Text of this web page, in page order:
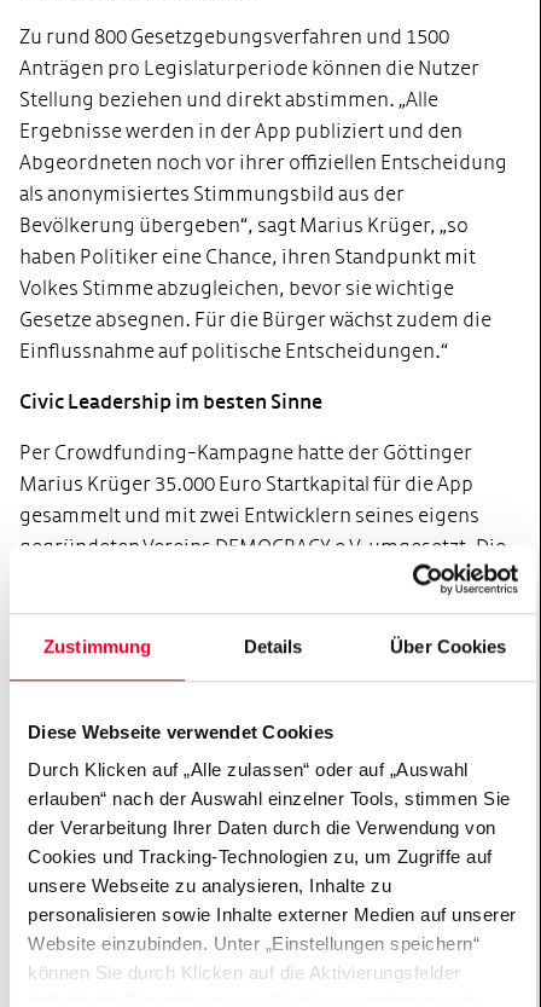
Zustimmung Details Über Cookies
Diese Webseite verwendet Cookies
Durch Klicken auf „Alle zulassen“ oder auf „Auswahl
erlauben“ nach der Auswahl einzelner Tools, stimmen Sie
der Verarbeitung Ihrer Daten durch die Verwendung von
Cookies und Tracking-Technologien zu, um Zugriffe auf
unsere Webseite zu analysieren, Inhalte zu
personalisieren sowie Inhalte externer Medien auf unserer
Website einzubinden. Unter „Einstellungen speichern“
können Sie durch Klicken auf die Aktivierungsfelder
Zu rund 800 Gesetzgebungsverfahren und 1500
Anträgen pro Legislaturperiode können die Nutzer
Stellung beziehen und direkt abstimmen. „Alle
Ergebnisse werden in der App publiziert und den
Abgeordneten noch vor ihrer offiziellen Entscheidung
als anonymisiertes Stimmungsbild aus der
Bevölkerung übergeben“, sagt Marius Krüger, „so
haben Politiker eine Chance, ihren Standpunkt mit
Volkes Stimme abzugleichen, bevor sie wichtige
Gesetze absegnen. Für die Bürger wächst zudem die
Einflussnahme auf politische Entscheidungen.“
Civic Leadership im besten Sinne
Per Crowdfunding-Kampagne hatte der Göttinger
Marius Krüger 35.000 Euro Startkapital für die App
gesammelt und mit zwei Entwicklern seines eigens
gegründeten Vereins DEMOCRACY e.V. umgesetzt. Die
Hertie-Stiftung unterstützt DEMOCRACY e.V. mit einem
Förderbeitrag, ab 2019 soll sich die kostenlose App
über Patenschaften finanzieren.
Übernahme von Verantwortung und eine klare Haltung
transparenter, partizipativer und tatsächlich auch
besser zu machen“, sagt Kaija Landsberg,
Geschäftsführerin der Gemeinnützigen Hertie-
Stiftung. „Damit geben sie ein Beispiel von Civic
Leadership im besten Sinne und stärken unsere
Demokratie.“